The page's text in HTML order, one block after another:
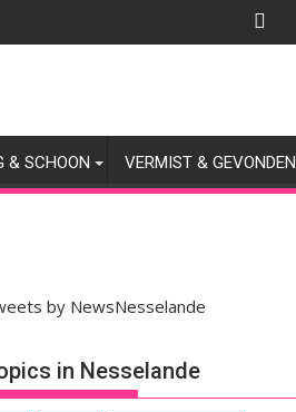
& SCHOON VERMIST & GEVONDEN
by NewsNesselande
in Nesselande